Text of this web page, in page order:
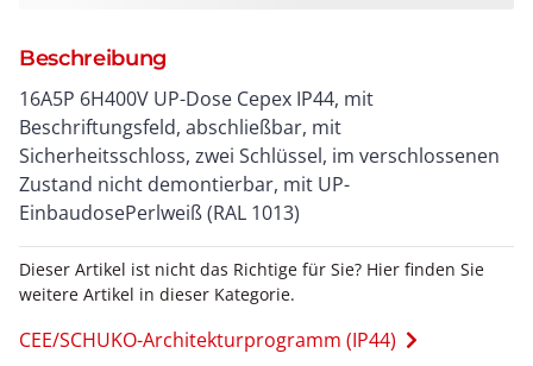
Beschreibung
16A5P 6H400V UP-Dose Cepex IP44, mit
Beschriftungsfeld, abschließbar, mit
Sicherheitsschloss, zwei Schlüssel, im verschlossenen
Zustand nicht demontierbar, mit UP-
EinbaudosePerlweiß (RAL 1013)
Dieser Artikel ist nicht das Richtige für Sie? Hier finden Sie
weitere Artikel in dieser Kategorie.
CEE/SCHUKO-Architekturprogramm (IP44)